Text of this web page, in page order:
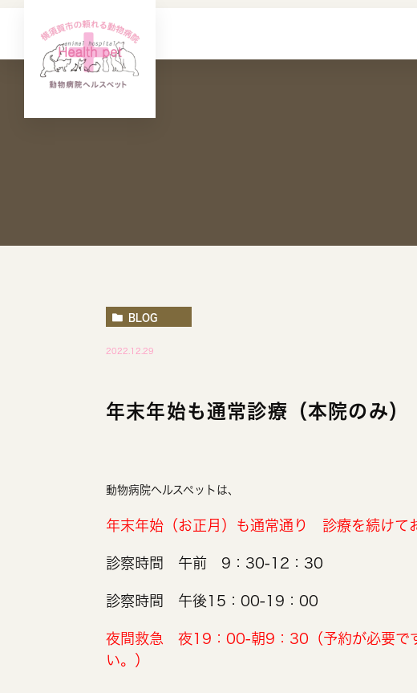
BLOG
2022.12.29
年末年始も通常診療（本院のみ）
動物病院ヘルスペットは、
年末年始（お正月）も通常通り 診療を続けて
診察時間 午前 9：30-12：30
診察時間 午後15：00-19：00
夜間救急 夜19：00-朝9：30（予約が必要で
い。）